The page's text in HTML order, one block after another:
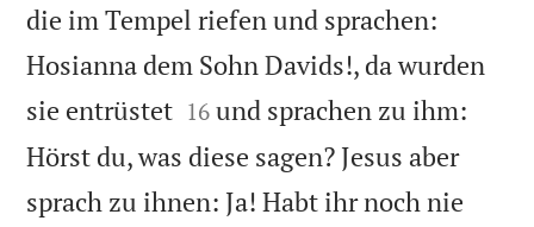
die im Tempel riefen und sprachen:
Hosianna dem Sohn Davids!, da wurden
sie entrüstet
16 und sprachen zu ihm:
Hörst du, was diese sagen? Jesus aber
sprach zu ihnen: Ja! Habt ihr noch nie